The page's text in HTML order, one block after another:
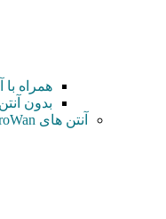
همراه با
بدون آنتن
آنتن های MikroWan